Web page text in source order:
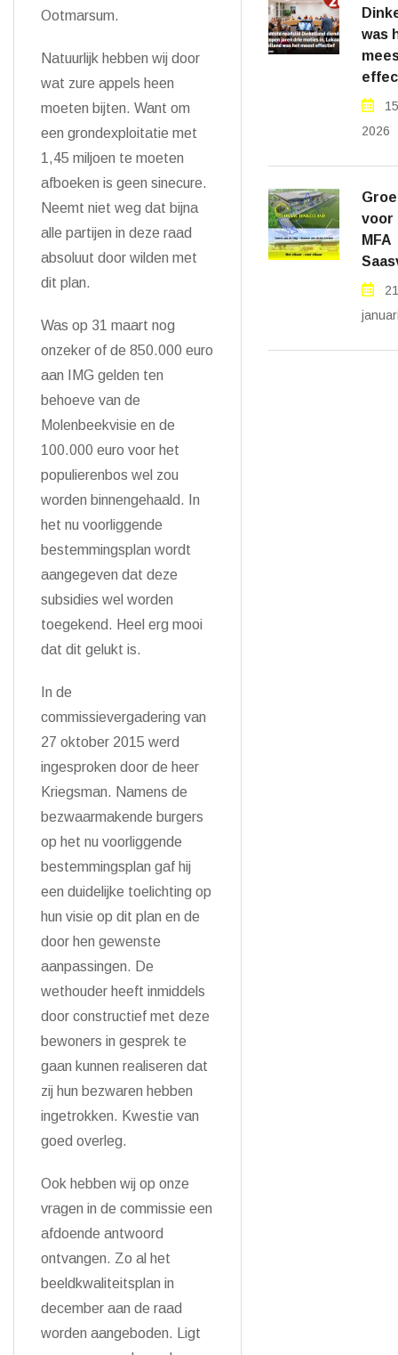
Ootmarsum.
Natuurlijk hebben wij door
wat zure appels heen
moeten bijten. Want om
een grondexploitatie met
1,45 miljoen te moeten
afboeken is geen sinecure.
Neemt niet weg dat bijna
alle partijen in deze raad
absoluut door wilden met
dit plan.
Was op 31 maart nog
onzeker of de 850.000 euro
aan IMG gelden ten
behoeve van de
Molenbeekvisie en de
100.000 euro voor het
populierenbos wel zou
worden binnengehaald. In
het nu voorliggende
bestemmingsplan wordt
aangegeven dat deze
subsidies wel worden
toegekend. Heel erg mooi
dat dit gelukt is.
In de
commissievergadering van
27 oktober 2015 werd
ingesproken door de heer
Kriegsman. Namens de
bezwaarmakende burgers
op het nu voorliggende
bestemmingsplan gaf hij
een duidelijke toelichting op
hun visie op dit plan en de
door hen gewenste
aanpassingen. De
wethouder heeft inmiddels
door constructief met deze
bewoners in gesprek te
gaan kunnen realiseren dat
zij hun bezwaren hebben
ingetrokken. Kwestie van
goed overleg.
Ook hebben wij op onze
vragen in de commissie een
afdoende antwoord
ontvangen. Zo al het
beeldkwaliteitsplan in
december aan de raad
worden aangeboden. Ligt
was
2026
voor
MFA
21